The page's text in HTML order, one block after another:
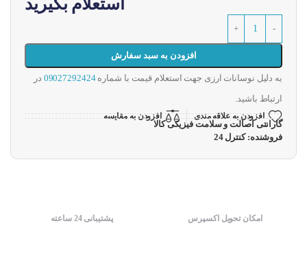
استعلام بگیرید
افزودن به سبد سفارش
به دلیل نوسانات ارزی جهت استعلام قیمت با شماره09027292424 در
ارتباط باشید.
افزودن به علاقه مندی افزودن به مقایسه
گارانتی اصالت و سلامت فیزیکی کالا
فروشنده: کنترل 24
امکان تحویل اکسپرس پشتیبانی 24 ساعته